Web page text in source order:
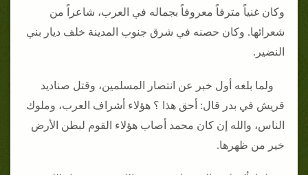
وكان غنياً مترفاً معروفاً بجماله في العرب، شاعراً من
شعرائها‏.‏ وكان حصنه في شرق جنوب المدينة خلف ديار بني
النضير‏.‏
ولما بلغه أول خبر عن انتصار المسلمين، وقتل صناديد
قريش في بدر قال‏:‏ أحق هذا ‏؟‏ هؤلاء أشراف العرب، وملوك
الناس، والله إن كان محمد أصاب هؤلاء القوم لبطن الأرض
خير من ظهرها‏.‏